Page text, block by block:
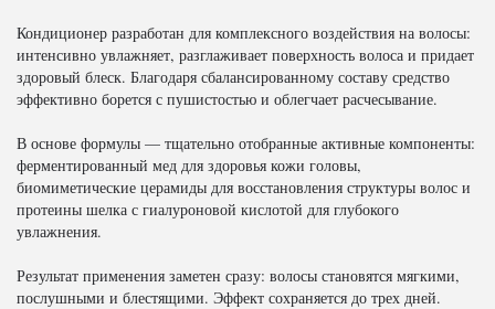
Кондиционер разработан для комплексного воздействия на волосы:
интенсивно увлажняет, разглаживает поверхность волоса и придает
здоровый блеск. Благодаря сбалансированному составу средство
эффективно борется с пушистостью и облегчает расчесывание.
В основе формулы — тщательно отобранные активные компоненты:
ферментированный мед для здоровья кожи головы,
биомиметические церамиды для восстановления структуры волос и
протеины шелка с гиалуроновой кислотой для глубокого
увлажнения.
Результат применения заметен сразу: волосы становятся мягкими,
послушными и блестящими. Эффект сохраняется до трех дней.